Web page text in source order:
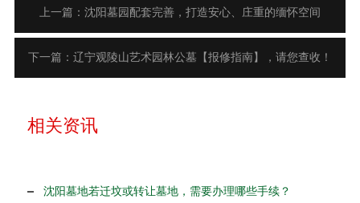
上一篇：沈阳墓园配套完善，打造安心、庄重的缅怀空间
下一篇：辽宁观陵山艺术园林公墓【报修指南】，请您查收！
相关资讯
沈阳墓地若迁坟或转让墓地，需要办理哪些手续？